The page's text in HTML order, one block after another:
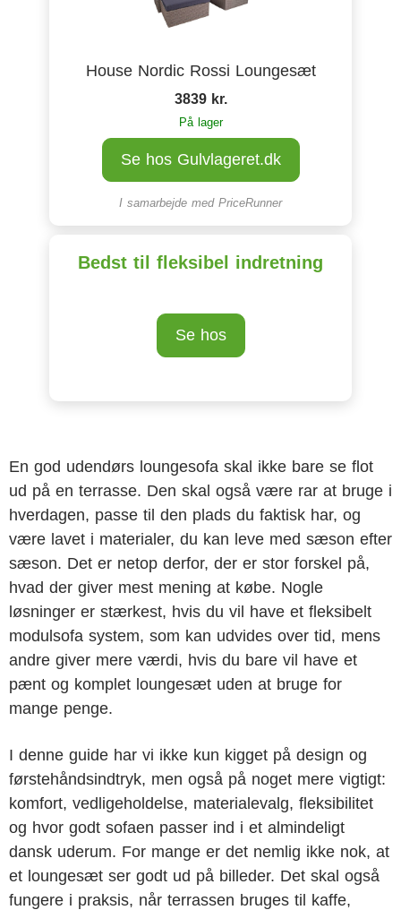
House Nordic Rossi Loungesæt
3839 kr.
På lager
Se hos Gulvlageret.dk
I samarbejde med PriceRunner
Bedst til fleksibel indretning
Se hos
En god udendørs loungesofa skal ikke bare se flot
ud på en terrasse. Den skal også være rar at bruge i
hverdagen, passe til den plads du faktisk har, og
være lavet i materialer, du kan leve med sæson efter
sæson. Det er netop derfor, der er stor forskel på,
hvad der giver mest mening at købe. Nogle
løsninger er stærkest, hvis du vil have et fleksibelt
modulsofa system, som kan udvides over tid, mens
andre giver mere værdi, hvis du bare vil have et
pænt og komplet loungesæt uden at bruge for
mange penge.
I denne guide har vi ikke kun kigget på design og
førstehåndsindtryk, men også på noget mere vigtigt:
komfort, vedligeholdelse, materialevalg, fleksibilitet
og hvor godt sofaen passer ind i et almindeligt
dansk uderum. For mange er det nemlig ikke nok, at
et loungesæt ser godt ud på billeder. Det skal også
fungere i praksis, når terrassen bruges til kaffe,